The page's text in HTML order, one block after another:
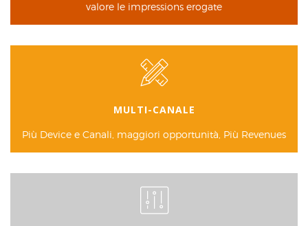
valore le impressions erogate
MULTI-CANALE
Più Device e Canali, maggiori opportunità, Più Revenues